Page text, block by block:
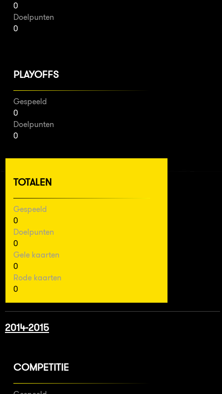
0
Doelpunten
0
PLAYOFFS
Gespeeld
0
Doelpunten
0
TOTALEN
Gespeeld
0
Doelpunten
0
Gele kaarten
0
Rode kaarten
0
2014-2015
COMPETITIE